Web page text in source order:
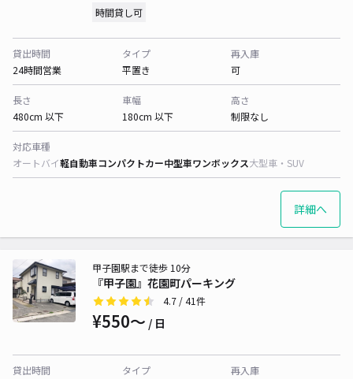
時間貸し可
貸出時間
24時間営業
タイプ
平置き
再入庫
可
長さ
480cm 以下
車幅
180cm 以下
高さ
制限なし
対応車種
オートバイ軽自動車コンパクトカー中型車ワンボックス大型車・SUV
詳細へ
『甲子園』花園町パーキング
甲子園駅まで徒歩 10分
4.7 / 41件
¥550〜 / 日
貸出時間
タイプ
再入庫